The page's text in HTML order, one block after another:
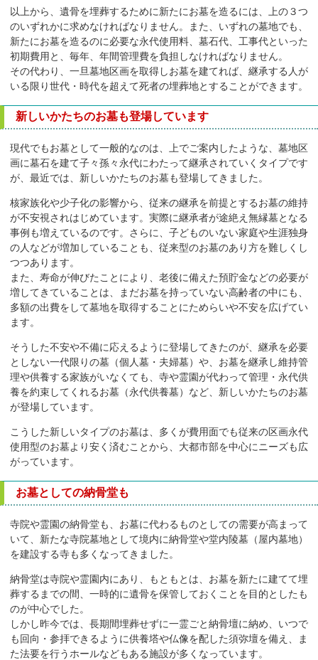
以上から、遺骨を埋葬するために新たにお墓を造るには、上の３つ
のいずれかに求めなければなりません。また、いずれの墓地でも、
新たにお墓を造るのに必要な永代使用料、墓石代、工事代といった
初期費用と、毎年、年間管理費を負担しなければなりません。
その代わり、一旦墓地区画を取得しお墓を建てれば、継承する人が
いる限り世代・時代を超えて死者の埋葬地とすることができます。
新しいかたちのお墓も登場しています
現代でもお墓として一般的なのは、上でご案内したような、墓地区
画に墓石を建て子々孫々永代にわたって継承されていくタイプです
が、最近では、新しいかたちのお墓も登場してきました。
核家族化や少子化の影響から、従来の継承を前提とするお墓の維持
が不安視されはじめています。実際に継承者が途絶え無縁墓となる
事例も増えているのです。さらに、子どものいない家庭や生涯独身
の人などが増加していることも、従来型のお墓のあり方を難しくし
つつあります。
また、寿命が伸びたことにより、老後に備えた預貯金などの必要が
増してきていることは、まだお墓を持っていない高齢者の中にも、
多額の出費をして墓地を取得することにためらいや不安を広げてい
ます。
そうした不安や不備に応えるように登場してきたのが、継承を必要
としない一代限りの墓（個人墓・夫婦墓）や、お墓を継承し維持管
理や供養する家族がいなくても、寺や霊園が代わって管理・永代供
養を約束してくれるお墓（永代供養墓）など、新しいかたちのお墓
が登場しています。
こうした新しいタイプのお墓は、多くが費用面でも従来の区画永代
使用型のお墓より安く済むことから、大都市部を中心にニーズも広
がっています。
お墓としての納骨堂も
寺院や霊園の納骨堂も、お墓に代わるものとしての需要が高まって
いて、新たな寺院墓地として境内に納骨堂や堂内陵墓（屋内墓地）
を建設する寺も多くなってきました。
納骨堂は寺院や霊園内にあり、もともとは、お墓を新たに建てて埋
葬するまでの間、一時的に遺骨を保管しておくことを目的としたも
のが中心でした。
しかし昨今では、長期間埋葬せずに一霊ごと納骨壇に納め、いつで
も回向・参拝できるように供養塔や仏像を配した須弥壇を備え、ま
た法要を行うホールなどもある施設が多くなっています。